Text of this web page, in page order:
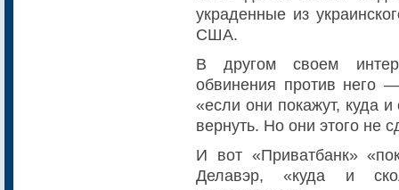
украденные из
США.
В другом своем
обвинения против него
«если они покажут, куда
вернуть. Но они этого не
И вот «Приватбанк»
Делавэр, «куда и